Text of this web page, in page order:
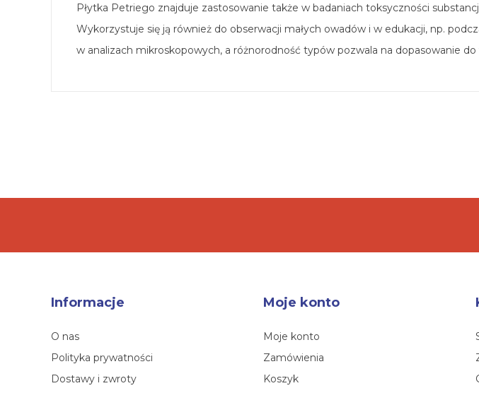
Płytka Petriego znajduje zastosowanie także w badaniach toksyczności
Wykorzystuje się ją również do obserwacji małych owadów i w edukacji, np.
w analizach mikroskopowych, a różnorodność typów pozwala na dopasowanie
Informacje
O nas
Polityka prywatności
Dostawy i zwroty
Moje konto
Moje konto
Zamówienia
Koszyk